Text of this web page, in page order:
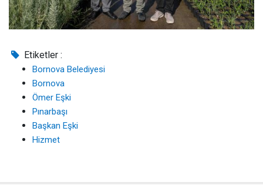
Etiketler :
Bornova Belediyesi
Bornova
Ömer Eşki
Pınarbaşı
Başkan Eşki
Hizmet